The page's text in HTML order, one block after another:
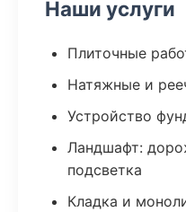
Наши услуги
Плиточные
Натяжные и
Устройство
Ландшафт:
подсветка
Кладка и